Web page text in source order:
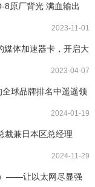
8原厂背光 满血输出
2023-11-01
媒体加速器卡，开启大
2023-04-07
球品牌排名中遥遥领
2024-01-19
裁兼日本区总经理
2024-11-29
——让以太网尽显强